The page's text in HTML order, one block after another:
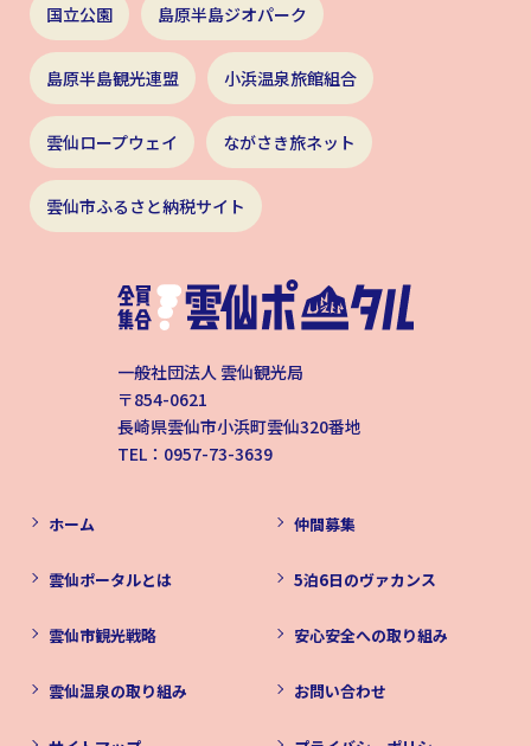
国立公園 島原半島ジオパーク
島原半島観光連盟 小浜温泉旅館組合
雲仙ロープウェイ ながさき旅ネット
雲仙市ふるさと納税サイト
一般社団法人 雲仙観光局
〒854-0621
長崎県雲仙市小浜町雲仙320番地
TEL：0957-73-3639
ホーム
雲仙ポータルとは
雲仙市観光戦略
雲仙温泉の取り組み
仲間募集
5泊6日のヴァカンス
安心安全への取り組み
お問い合わせ